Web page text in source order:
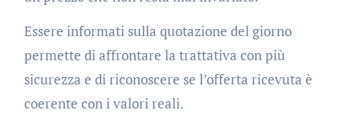
Essere informati sulla quotazione del giorno
permette di affrontare la trattativa con più
sicurezza e di riconoscere se l’offerta ricevuta è
coerente con i valori reali.